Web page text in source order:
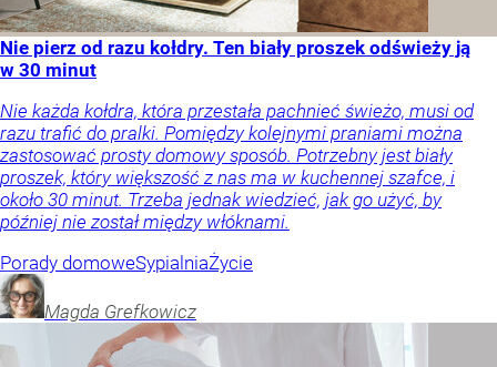
Nie pierz od razu kołdry. Ten biały proszek odświeży ją
w 30 minut
Nie każda kołdra, która przestała pachnieć świeżo, musi od
razu trafić do pralki. Pomiędzy kolejnymi praniami można
zastosować prosty domowy sposób. Potrzebny jest biały
proszek, który większość z nas ma w kuchennej szafce, i
około 30 minut. Trzeba jednak wiedzieć, jak go użyć, by
później nie został między włóknami.
Porady domoweSypialniaŻycie
Magda Grefkowicz